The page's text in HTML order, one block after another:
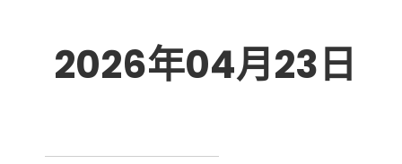
2026年04月23日